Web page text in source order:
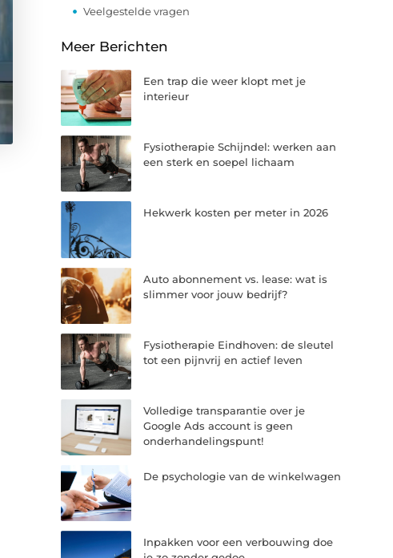
Veelgestelde vragen
Meer Berichten
Een trap die weer klopt met je
interieur
Fysiotherapie Schijndel: werken aan
een sterk en soepel lichaam
Hekwerk kosten per meter in 2026
Auto abonnement vs. lease: wat is
slimmer voor jouw bedrijf?
Fysiotherapie Eindhoven: de sleutel
tot een pijnvrij en actief leven
Volledige transparantie over je
Google Ads account is geen
onderhandelingspunt!
De psychologie van de winkelwagen
Inpakken voor een verbouwing doe